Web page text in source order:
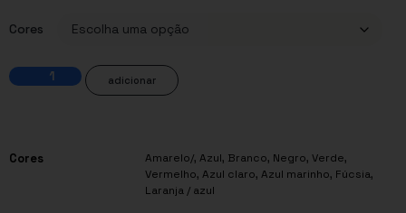
Cores
adicionar
Cores Amarelo/, Azul, Branco, Negro, Verde,
Vermelho, Azul claro, Azul marinho, Fúcsia,
Laranja / azul